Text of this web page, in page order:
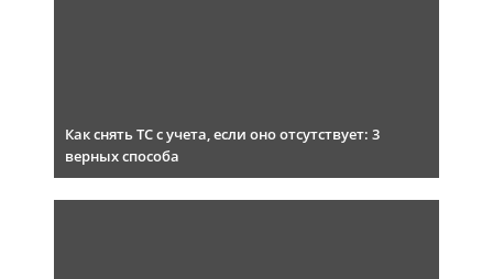
Как снять ТС с учета, если оно отсутствует: 3
верных способа